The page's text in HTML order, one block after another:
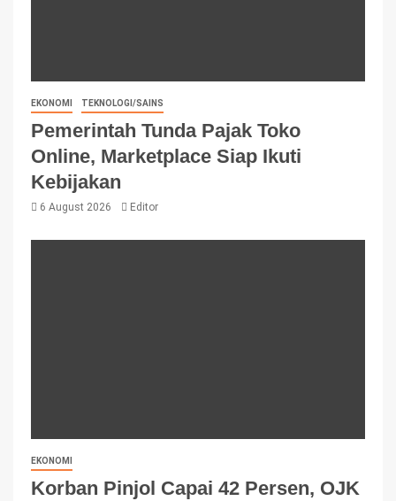
EKONOMI TEKNOLOGI/SAINS
Pemerintah Tunda Pajak Toko
Online, Marketplace Siap Ikuti
Kebijakan
6 August 2026 Editor
EKONOMI
Korban Pinjol Capai 42 Persen, OJK